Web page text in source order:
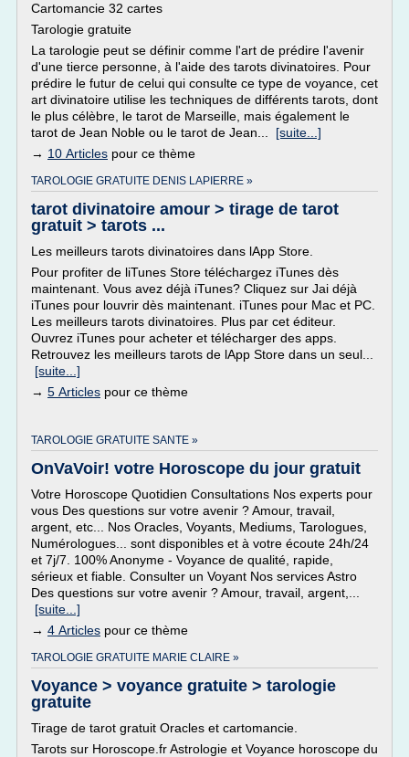
Cartomancie 32 cartes
Tarologie gratuite
La tarologie peut se définir comme l'art de prédire l'avenir
d'une tierce personne, à l'aide des tarots divinatoires. Pour
prédire le futur de celui qui consulte ce type de voyance, cet
art divinatoire utilise les techniques de différents tarots, dont
le plus célèbre, le tarot de Marseille, mais également le
tarot de Jean Noble ou le tarot de Jean... [suite...]
→ 10 Articles pour ce thème
TAROLOGIE GRATUITE DENIS LAPIERRE »
tarot divinatoire amour > tirage de tarot
gratuit > tarots ...
Les meilleurs tarots divinatoires dans lApp Store.
Pour profiter de liTunes Store téléchargez iTunes dès
maintenant. Vous avez déjà iTunes? Cliquez sur Jai déjà
iTunes pour louvrir dès maintenant. iTunes pour Mac et PC.
Les meilleurs tarots divinatoires. Plus par cet éditeur.
Ouvrez iTunes pour acheter et télécharger des apps.
Retrouvez les meilleurs tarots de lApp Store dans un seul...
[suite...]
→ 5 Articles pour ce thème
TAROLOGIE GRATUITE SANTE »
OnVaVoir! votre Horoscope du jour gratuit
Votre Horoscope Quotidien Consultations Nos experts pour
vous Des questions sur votre avenir ? Amour, travail,
argent, etc... Nos Oracles, Voyants, Mediums, Tarologues,
Numérologues... sont disponibles et à votre écoute 24h/24
et 7j/7. 100% Anonyme - Voyance de qualité, rapide,
sérieux et fiable. Consulter un Voyant Nos services Astro
Des questions sur votre avenir ? Amour, travail, argent,...
[suite...]
→ 4 Articles pour ce thème
TAROLOGIE GRATUITE MARIE CLAIRE »
Voyance > voyance gratuite > tarologie
gratuite
Tirage de tarot gratuit Oracles et cartomancie.
Tarots sur Horoscope.fr Astrologie et Voyance horoscope du